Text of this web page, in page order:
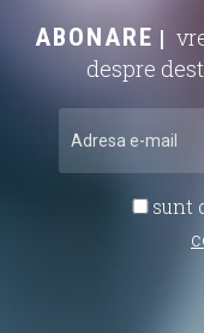
ABONARE
despre
sunt